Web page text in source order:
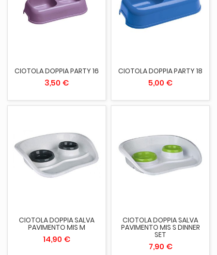
CIOTOLA DOPPIA PARTY 16
3,50 €
CIOTOLA DOPPIA PARTY 18
5,00 €
CIOTOLA DOPPIA SALVA
PAVIMENTO MIS M
14,90 €
CIOTOLA DOPPIA SALVA
PAVIMENTO MIS S DINNER
SET
7,90 €